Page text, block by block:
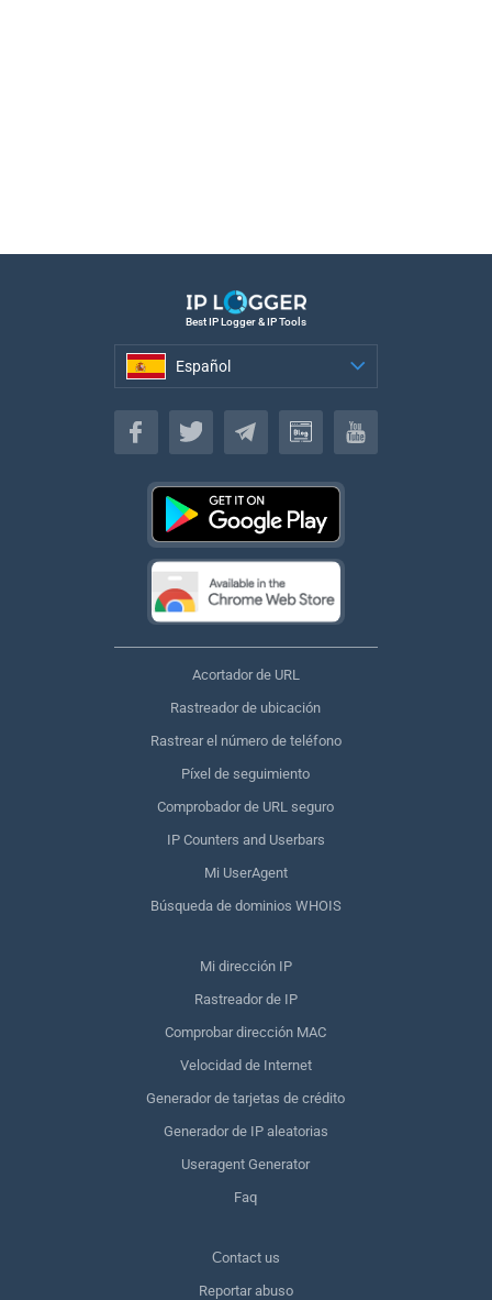
Best IP Logger & IP Tools
Español
Español
Acortador de URL
Rastreador de ubicación
Rastrear el número de teléfono
Píxel de seguimiento
Comprobador de URL seguro
IP Counters and Userbars
Mi UserAgent
Búsqueda de dominios WHOIS
Mi dirección IP
Rastreador de IP
Comprobar dirección MAC
Velocidad de Internet
Generador de tarjetas de crédito
Generador de IP aleatorias
Useragent Generator
Faq
Сontact us
Reportar abuso